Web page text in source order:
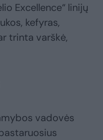
Excellence“ linijų
kefyras,
trinta varškė,
vadovės